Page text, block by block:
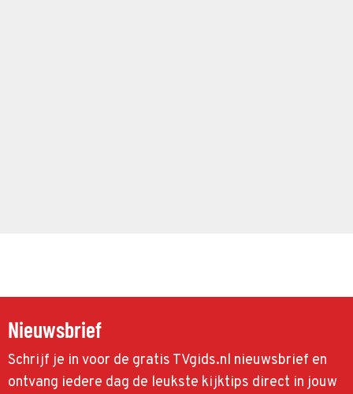
Nieuwsbrief
Schrijf je in voor de gratis TVgids.nl nieuwsbrief en
ontvang iedere dag de leukste kijktips direct in jouw